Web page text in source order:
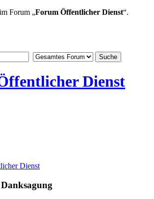
Forum „Forum Öffentlicher Dienst“.
Dienst